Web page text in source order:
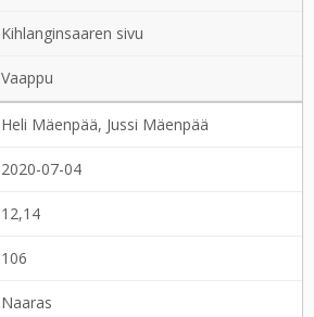
Kihlanginsaaren sivu
Vaappu
Heli Mäenpää, Jussi Mäenpää
2020-07-04
12,14
106
Naaras